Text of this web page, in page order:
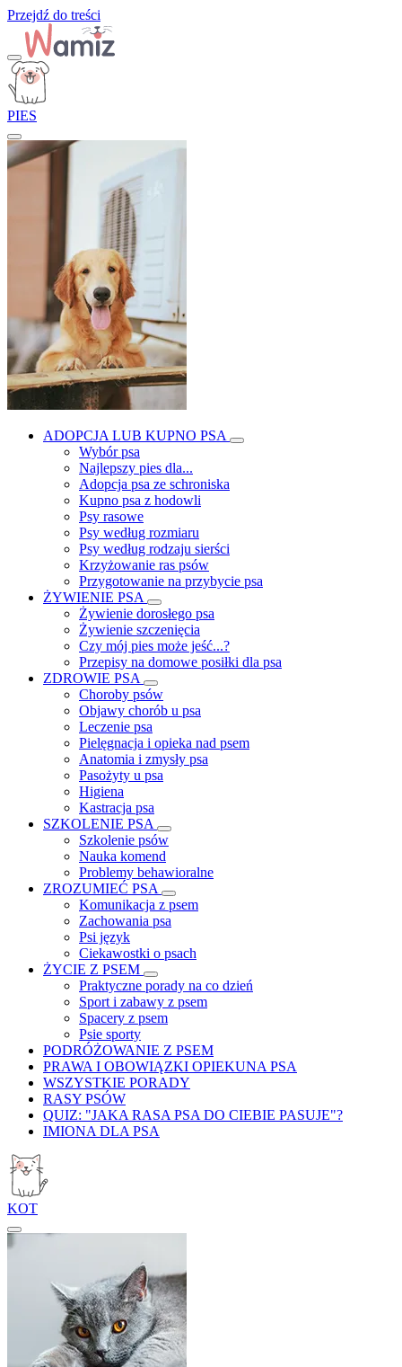
Przejdź do treści
PIES
ADOPCJA LUB KUPNO PSA
Wybór psa
Najlepszy pies dla...
Adopcja psa ze schroniska
Kupno psa z hodowli
Psy rasowe
Psy według rozmiaru
Psy według rodzaju sierści
Krzyżowanie ras psów
Przygotowanie na przybycie psa
ŻYWIENIE PSA
Żywienie dorosłego psa
Żywienie szczenięcia
Czy mój pies może jeść...?
Przepisy na domowe posiłki dla psa
ZDROWIE PSA
Choroby psów
Objawy chorób u psa
Leczenie psa
Pielęgnacja i opieka nad psem
Anatomia i zmysły psa
Pasożyty u psa
Higiena
Kastracja psa
SZKOLENIE PSA
Szkolenie psów
Nauka komend
Problemy behawioralne
ZROZUMIEĆ PSA
Komunikacja z psem
Zachowania psa
Psi język
Ciekawostki o psach
ŻYCIE Z PSEM
Praktyczne porady na co dzień
Sport i zabawy z psem
Spacery z psem
Psie sporty
PODRÓŻOWANIE Z PSEM
PRAWA I OBOWIĄZKI OPIEKUNA PSA
WSZYSTKIE PORADY
RASY PSÓW
QUIZ: "JAKA RASA PSA DO CIEBIE PASUJE"?
IMIONA DLA PSA
KOT